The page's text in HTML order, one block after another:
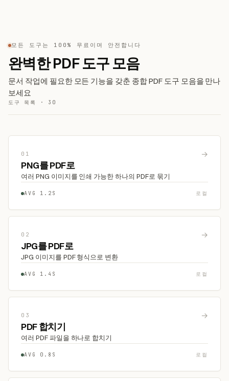
모든 도구는 100% 무료이며 안전합니다
완벽한 PDF 도구 모음
문서 작업에 필요한 모든 기능을 갖춘 종합 PDF 도구 모음을 만나
보세요
도구 목록 · 30
01 →
PNG를 PDF로
여러 PNG 이미지를 인쇄 가능한 하나의 PDF로 묶기
AVG 1.2S 로컬
02 →
JPG를 PDF로
JPG 이미지를 PDF 형식으로 변환
AVG 1.4S 로컬
03 →
PDF 합치기
여러 PDF 파일을 하나로 합치기
AVG 0.8S 로컬